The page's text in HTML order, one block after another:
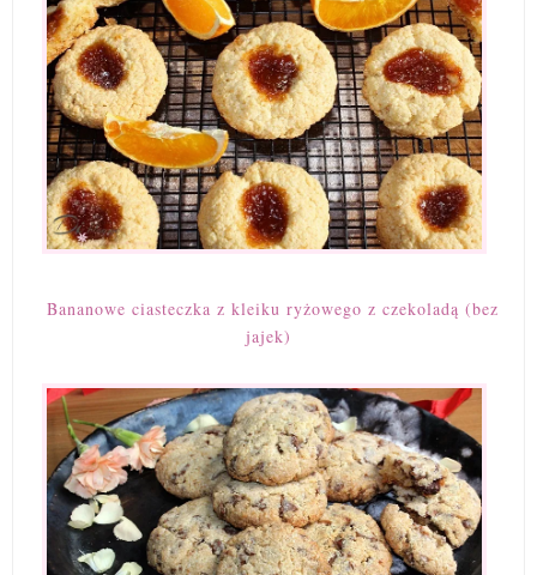
Bananowe ciasteczka z kleiku ryżowego z czekoladą (bez
jajek)